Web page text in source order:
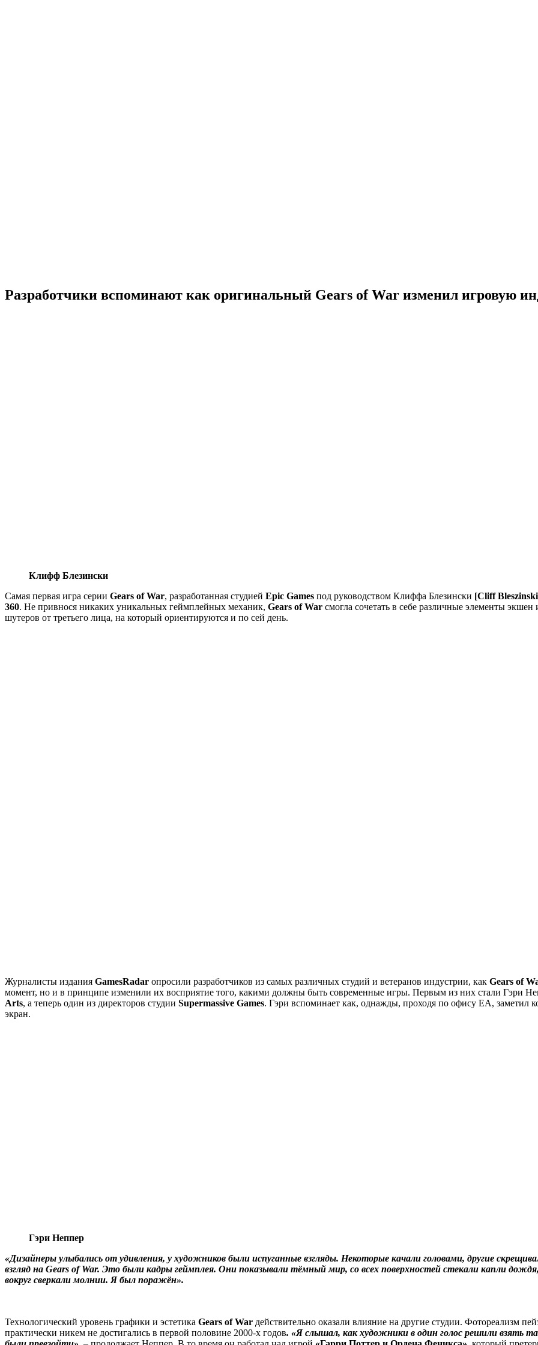
Разработчики вспоминают как оригинальный Gears of War изменил игровую
Клифф Блезински
Самая первая игра серии Gears of War, разработанная студией Epic Games под руководством Клиффа Блезински [Cliff
360. Не привнося никаких уникальных геймплейных механик, Gears of War смогла сочетать в себе различные элементы
шутеров от третьего лица, на который ориентируются и по сей день.
Журналисты издания GamesRadar опросили разработчиков из самых различных студий и ветеранов индустрии, как Gears of
момент, но и в принципе изменили их восприятие того, какими должны быть современные игры. Первым из них стали Гэри
Arts, а теперь один из директоров студии Supermassive Games. Гэри вспоминает как, однажды, проходя по офису EA, заметил
экран.
Гэри Неппер
«Дизайнеры улыбались от удивления, у художников были испуганные взгляды. Некоторые качали головами, другие
взгляд на Gears of War. Это были кадры геймплея. Они показывали тёмный мир, со всех поверхностей стекали капли
вокруг сверкали молнии. Я был поражён».
Технологический уровень графики и эстетика Gears of War действительно оказали влияние на другие студии. Фотореализм
практически никем не достигались в первой половине 2000-х годов. «Я слышал, как художники в один голос решили взять